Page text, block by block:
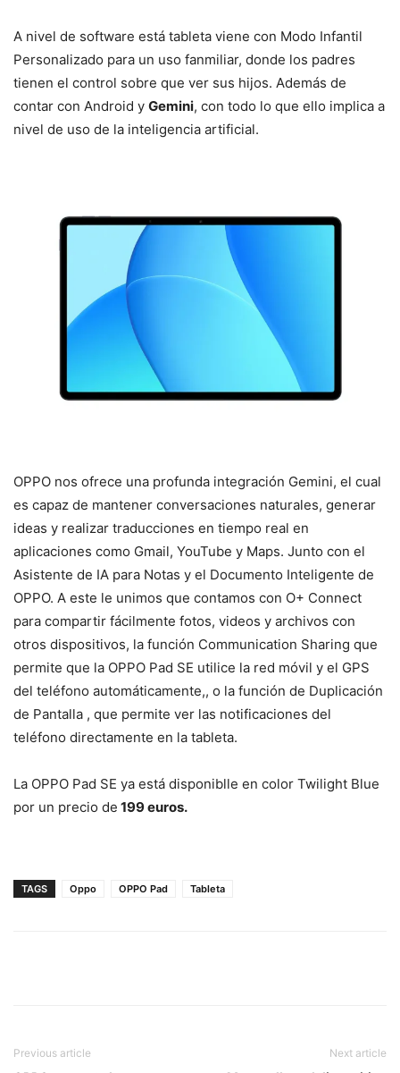
A nivel de software está tableta viene con Modo Infantil
Personalizado para un uso fanmiliar, donde los padres
tienen el control sobre que ver sus hijos. Además de
contar con Android y Gemini, con todo lo que ello implica a
nivel de uso de la inteligencia artificial.
OPPO nos ofrece una profunda integración Gemini, el cual
es capaz de mantener conversaciones naturales, generar
ideas y realizar traducciones en tiempo real en
aplicaciones como Gmail, YouTube y Maps. Junto con el
Asistente de IA para Notas y el Documento Inteligente de
OPPO. A este le unimos que contamos con O+ Connect
para compartir fácilmente fotos, videos y archivos con
otros dispositivos, la función Communication Sharing que
permite que la OPPO Pad SE utilice la red móvil y el GPS
del teléfono automáticamente,, o la función de Duplicación
de Pantalla , que permite ver las notificaciones del
teléfono directamente en la tableta.
La OPPO Pad SE ya está disponiblle en color Twilight Blue
por un precio de 199 euros.
TAGS Oppo OPPO Pad Tableta
Previous article Next article